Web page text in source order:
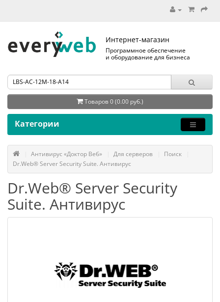
Интернет-магазин
Программное обеспечение
и оборудование для бизнеса
Товаров 0 (0.00 руб.)
Категории
Антивирус «Доктор Веб» Для серверов
Поиск
Dr.Web® Server Security Suite. Антивирус
Dr.Web® Server Security
Suite. Антивирус